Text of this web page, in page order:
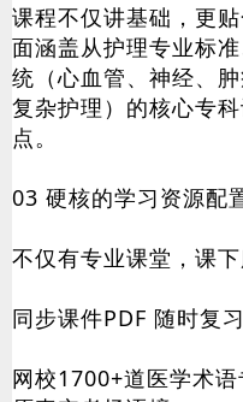
课程不仅讲基础，更
面涵盖从护理专业标
统（心血管、神经、
复杂护理）的核心专
点。
03 硬核的学习资源配
不仅有专业课堂，课下
同步课件PDF 随时复习
网校1700+道医学术